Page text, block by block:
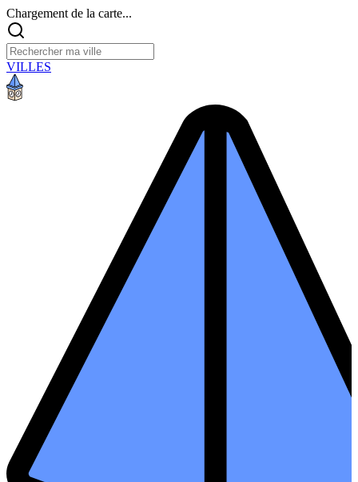
Chargement de la carte...
VILLES